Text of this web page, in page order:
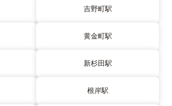
吉野町駅
黄金町駅
新杉田駅
根岸駅